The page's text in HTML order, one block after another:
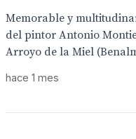
Memorable y
del pintor Antonio
Arroyo de la Miel
hace 1 mes